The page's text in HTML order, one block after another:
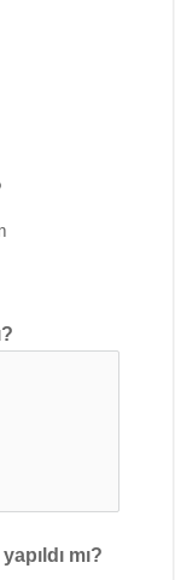
mı?